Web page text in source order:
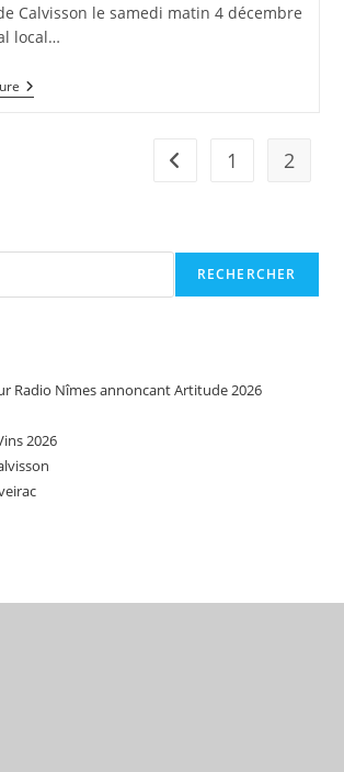
Calvisson le samedi matin 4 décembre
local…
Exposition
Fil
Go to the previous
1 2
RECHERCHER
Radio Nîmes annoncant Artitude 2026
2026